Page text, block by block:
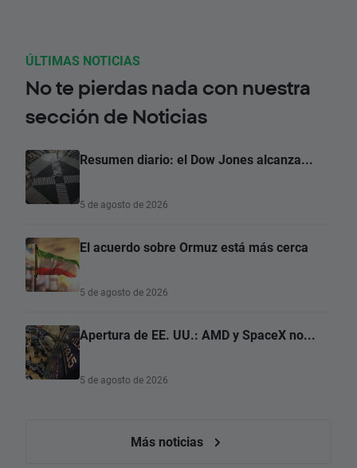
ÚLTIMAS NOTICIAS
No te pierdas nada con nuestra
sección de Noticias
Resumen diario: el Dow Jones alcanza...
5 de agosto de 2026
El acuerdo sobre Ormuz está más cerca
5 de agosto de 2026
Apertura de EE. UU.: AMD y SpaceX no...
5 de agosto de 2026
Más noticias